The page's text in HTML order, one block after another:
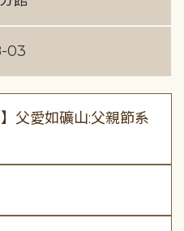
03
】父愛如礦山:父親節系